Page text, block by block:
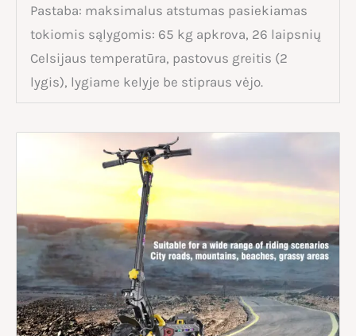
Pastaba: maksimalus atstumas pasiekiamas
tokiomis sąlygomis: 65 kg apkrova, 26 laipsnių
Celsijaus temperatūra, pastovus greitis (2
lygis), lygiame kelyje be stipraus vėjo.